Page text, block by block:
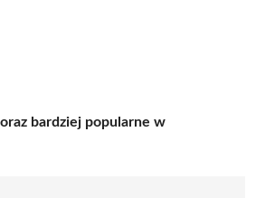
bardziej popularne w